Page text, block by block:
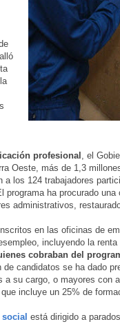
profesional
, el
Oeste, más de 1,3
los 124 trabajadores
programa ha procurado
administrativos,
en las oficinas de
incluyendo la renta
cobraban del
de candidatos se ha dado
su cargo, o mayores con
incluye un 25% de
está dirigido a